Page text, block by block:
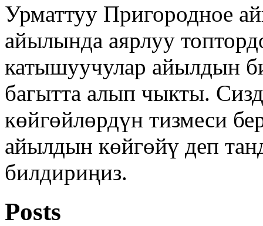
Урматтуу Пригородное
айылында аярлуу
катышуучулар айылдын
багытта алып чыкты.
көйгөйлөрдүн тизмеси
айылдын көйгөйү деп
билдириңиз.
Posts